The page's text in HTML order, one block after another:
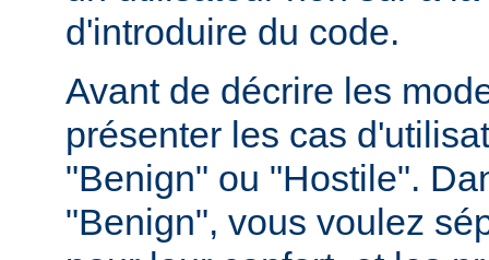
d'introduire du code.
Avant de décrire les
présenter les cas
"Benign" ou "Hostile".
"Benign", vous voulez